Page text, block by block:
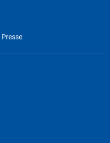
Presse